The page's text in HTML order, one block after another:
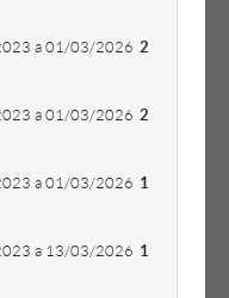
a 01/03/2026 2
a 01/03/2026 2
a 01/03/2026 1
a 13/03/2026 1